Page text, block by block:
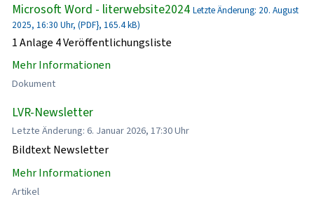
Microsoft Word - literwebsite2024 Letzte Änderung: 20. August
2025, 16:30 Uhr, (PDF}, 165.4 kB)
1 Anlage 4 Veröffentlichungsliste
Mehr Informationen
Dokument
LVR-Newsletter
Letzte Änderung: 6. Januar 2026, 17:30 Uhr
Bildtext Newsletter
Mehr Informationen
Artikel